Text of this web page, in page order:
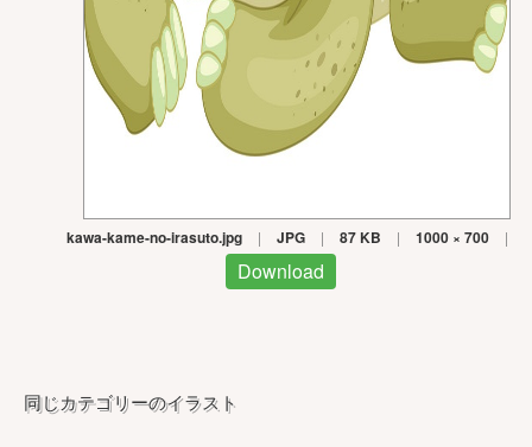
kawa-kame-no-irasuto.jpg | JPG | 87 KB | 1000 × 700 |
Download
同じカテゴリーのイラスト